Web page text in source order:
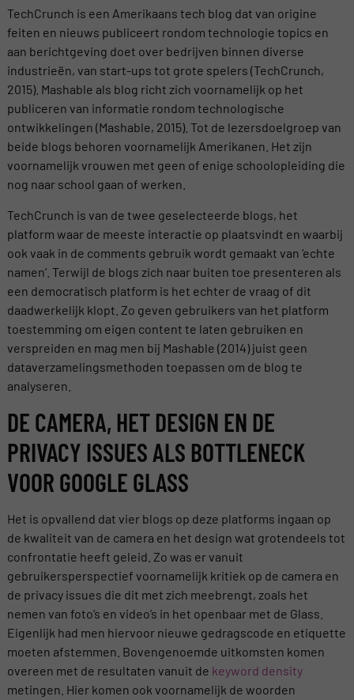
TechCrunch is een Amerikaans tech blog dat van origine
feiten en nieuws publiceert rondom technologie topics en
aan berichtgeving doet over bedrijven binnen diverse
industrieën, van start-ups tot grote spelers (TechCrunch,
2015). Mashable als blog richt zich voornamelijk op het
publiceren van informatie rondom technologische
ontwikkelingen (Mashable, 2015). Tot de lezersdoelgroep van
beide blogs behoren voornamelijk Amerikanen. Het zijn
voornamelijk vrouwen met geen of enige schoolopleiding die
nog naar school gaan of werken.
TechCrunch is van de twee geselecteerde blogs, het
platform waar de meeste interactie op plaatsvindt en waarbij
ook vaak in de comments gebruik wordt gemaakt van ‘echte
namen’. Terwijl de blogs zich naar buiten toe presenteren als
een democratisch platform is het echter de vraag of dit
daadwerkelijk klopt. Zo geven gebruikers van het platform
toestemming om eigen content te laten gebruiken en
verspreiden en mag men bij Mashable (2014) juist geen
dataverzamelingsmethoden toepassen om de blog te
analyseren.
DE CAMERA, HET DESIGN EN DE
PRIVACY ISSUES ALS BOTTLENECK
VOOR GOOGLE GLASS
Het is opvallend dat vier blogs op deze platforms ingaan op
de kwaliteit van de camera en het design wat grotendeels tot
confrontatie heeft geleid. Zo was er vanuit
gebruikersperspectief voornamelijk kritiek op de camera en
de privacy issues die dit met zich meebrengt, zoals het
nemen van foto’s en video’s in het openbaar met de Glass.
Eigenlijk had men hiervoor nieuwe gedragscode en etiquette
moeten afstemmen. Bovengenoemde uitkomsten komen
overeen met de resultaten vanuit de keyword density
metingen. Hier komen ook voornamelijk de woorden